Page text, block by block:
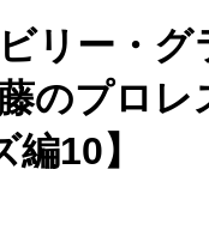
リー・グ
のプロレ
10】